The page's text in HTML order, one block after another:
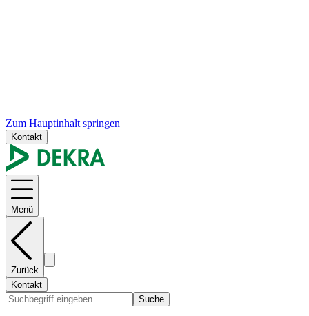
Zum Hauptinhalt springen
Kontakt
Menü
Zurück
Kontakt
Suche